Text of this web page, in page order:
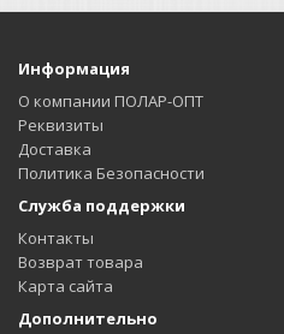
Информация
О компании ПОЛАР-ОПТ
Реквизиты
Доставка
Политика Безопасности
Служба поддержки
Контакты
Возврат товара
Карта сайта
Дополнительно